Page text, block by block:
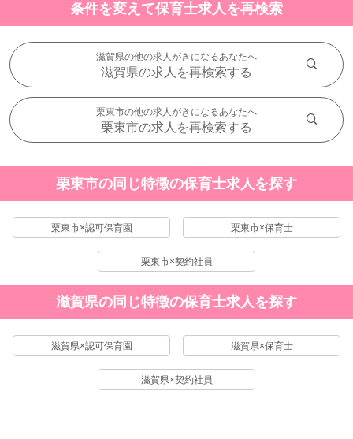
条件を変えて保育士求人を再検索
滋賀県の他の求人がきになるあなたへ
滋賀県の求人を再検索する
栗東市の他の求人がきになるあなたへ
栗東市の求人を再検索する
栗東市の同じ特徴の保育士求人を探す
栗東市×認可保育園 栗東市×保育士
栗東市×契約社員
滋賀県の同じ特徴の保育士求人を探す
滋賀県×認可保育園 滋賀県×保育士
滋賀県×契約社員